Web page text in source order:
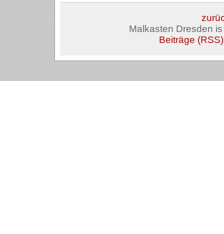
Malkasten Dresden
Beiträge (RSS)